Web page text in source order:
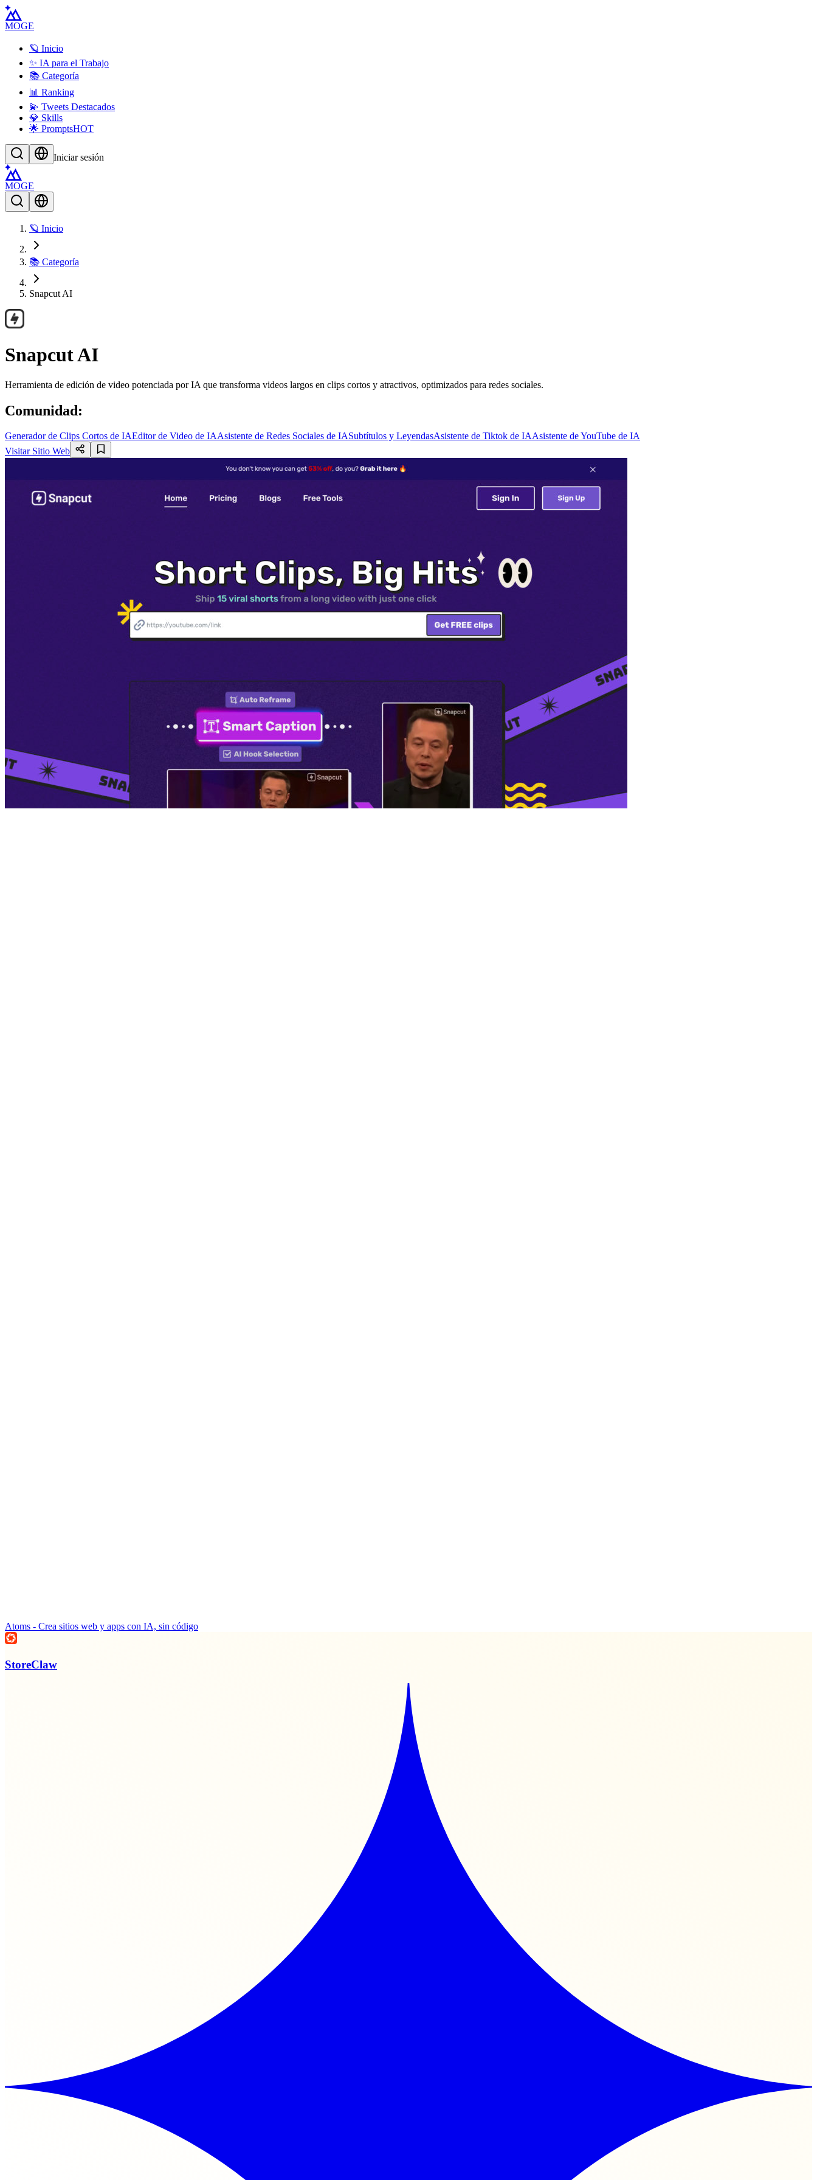
MOGE
🪐 Inicio
✨ IA para el Trabajo
📚 Categoría
📊 Ranking
💫 Tweets Destacados
💎 Skills
🌟 PromptsHOT
Iniciar sesión
MOGE
🪐 Inicio
📚 Categoría
Snapcut AI
Snapcut AI
Herramienta de edición de video potenciada por IA que transforma videos largos en clips cortos y atractivos, optimizados para redes sociales.
Comunidad:
Generador de Clips Cortos de IAEditor de Video de IAAsistente de Redes Sociales de IASubtítulos y LeyendasAsistente de Tiktok de IAAsistente de YouTube de IA
Visitar Sitio Web
Atoms - Crea sitios web y apps con IA, sin código
StoreClaw